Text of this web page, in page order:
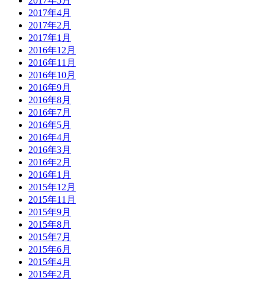
2017年4月
2017年2月
2017年1月
2016年12月
2016年11月
2016年10月
2016年9月
2016年8月
2016年7月
2016年5月
2016年4月
2016年3月
2016年2月
2016年1月
2015年12月
2015年11月
2015年9月
2015年8月
2015年7月
2015年6月
2015年4月
2015年2月